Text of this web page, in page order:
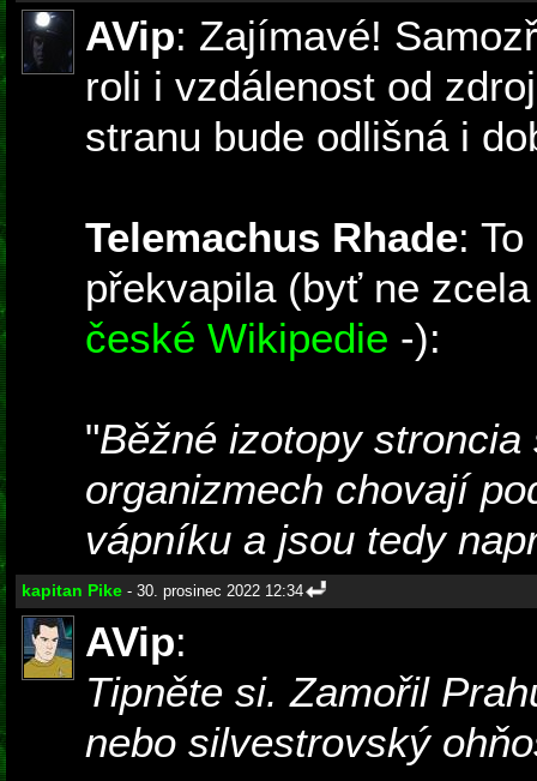
AVip: Zajímavé!
roli i vzdálenost od
stranu bude odlišná i
Telemachus Rhade:
překvapila (byť ne
české Wikipedie -):
"Běžné izotopy
organizmech chovají
vápníku a jsou tedy
kapitan Pike - 30. prosinec 2022 12:34
AVip:
Tipněte si. Zamořil
nebo silvestrovský